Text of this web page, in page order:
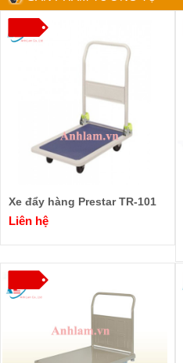
Xe đẩy hàng Prestar TR-101
Liên hệ